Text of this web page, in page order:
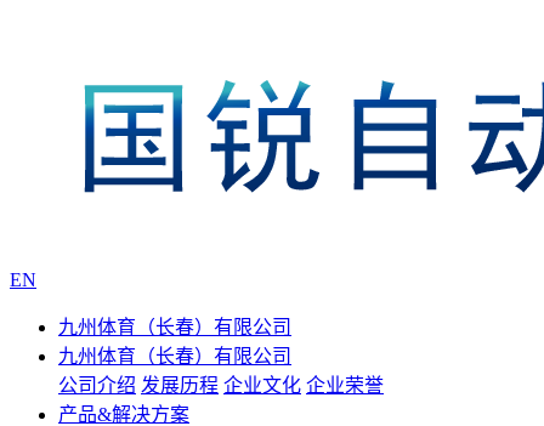
EN
九州体育（长春）有限公司
九州体育（长春）有限公司
公司介绍 发展历程 企业文化 企业荣誉
产品&解决方案